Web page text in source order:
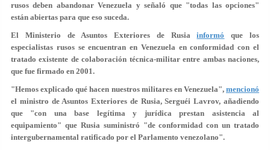
rusos deben abandonar Venezuela y señaló que "todas las opciones"
están abiertas para que eso suceda.
El Ministerio de Asuntos Exteriores de Rusiainformó que los
especialistas rusos se encuentran en Venezuela en conformidad con el
tratado existente de colaboración técnica-militar entre ambas naciones,
que fue firmado en 2001.
"Hemos explicado qué hacen nuestros militares en Venezuela", mencionó
el ministro de Asuntos Exteriores de Rusia, Serguéi Lavrov, añadiendo
que "con una base legítima y jurídica prestan asistencia al
equipamiento" que Rusia suministró "de conformidad con un tratado
intergubernamental ratificado por el Parlamento venezolano".